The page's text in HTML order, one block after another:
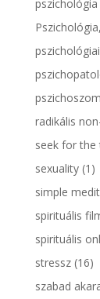
pszichológia
radikális
seek for the
sexuality(1)
simple
spirituális
spirituális
stressz(16)
szabad